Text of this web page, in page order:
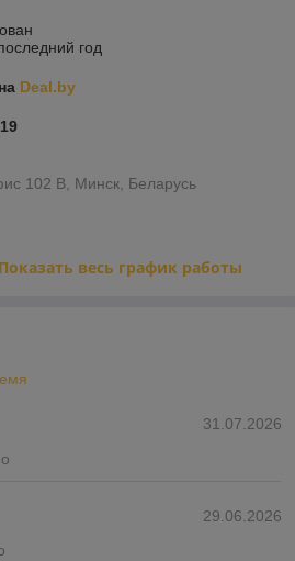
год
Deal.by
102 В, Минск, Беларусь
Показать весь график работы
31.07.2026
29.06.2026